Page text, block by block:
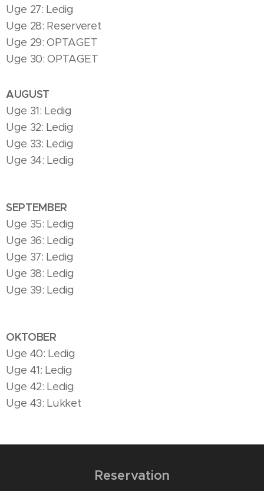
Uge 27: Ledig
Uge 28: Reserveret
Uge 29: OPTAGET
Uge 30: OPTAGET
AUGUST
Uge 31: Ledig
Uge 32: Ledig
Uge 33: Ledig
Uge 34: Ledig
SEPTEMBER
Uge 35: Ledig
Uge 36: Ledig
Uge 37: Ledig
Uge 38: Ledig
Uge 39: Ledig
OKTOBER
Uge 40: Ledig
Uge 41: Ledig
Uge 42: Ledig
Uge 43: Lukket
Reservation